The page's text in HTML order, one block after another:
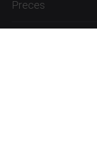
Preces